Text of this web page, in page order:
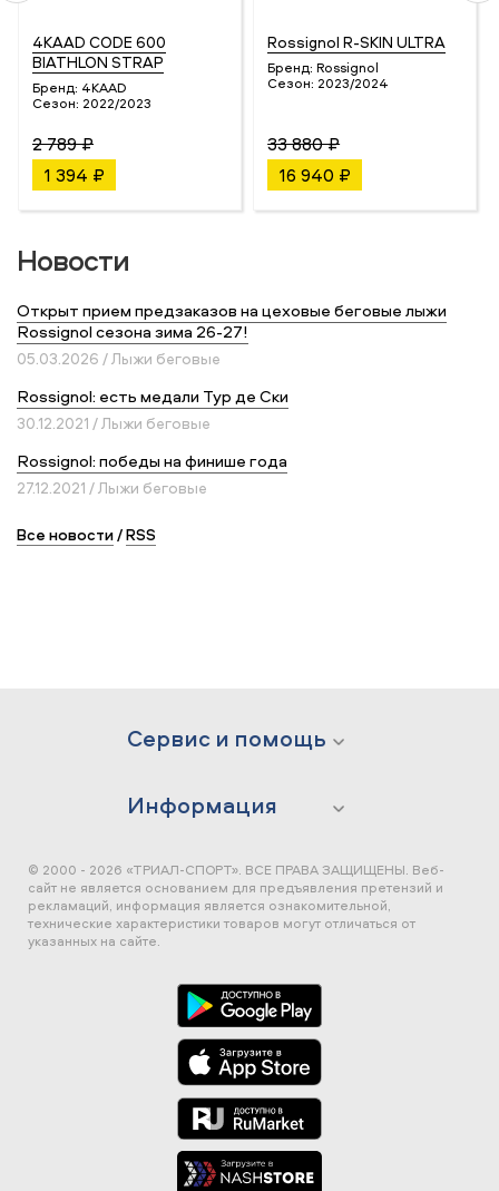
4KAAD CODE 600
BIATHLON STRAP
Бренд: 4KAAD
Сезон: 2022/2023
2 789 ₽
1 394 ₽
Rossignol R-SKIN ULTRA
Бренд: Rossignol
Сезон: 2023/2024
33 880 ₽
16 940 ₽
Новости
Открыт прием предзаказов на цеховые беговые лыжи
Rossignol сезона зима 26-27!
05.03.2026 / Лыжи беговые
Rossignol: есть медали Тур де Ски
30.12.2021 / Лыжи беговые
Rossignol: победы на финише года
27.12.2021 / Лыжи беговые
Все новости/RSS
Сервис и помощь
Информация
© 2000 - 2026 «ТРИАЛ-СПОРТ». ВСЕ ПРАВА ЗАЩИЩЕНЫ. Веб-
сайт не является основанием для предъявления претензий и
рекламаций, информация является ознакомительной,
технические характеристики товаров могут отличаться от
указанных на сайте.